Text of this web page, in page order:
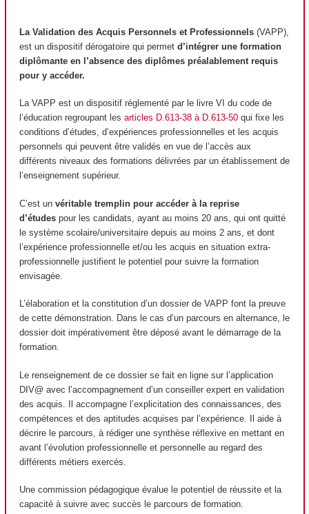
La Validation des Acquis Personnels et Professionnels (VAPP),
est un dispositif dérogatoire qui permet d’intégrer une formation
diplômante en l’absence des diplômes préalablement requis
pour y accéder.
La VAPP est un dispositif réglementé par le livre VI du code de
l’éducation regroupant les articles D.613-38 à D.613-50 qui fixe les
conditions d’études, d’expériences professionnelles et les acquis
personnels qui peuvent être validés en vue de l’accès aux
différents niveaux des formations délivrées par un établissement de
l’enseignement supérieur.
C’est un véritable tremplin pour accéder à la reprise
d’études pour les candidats, ayant au moins 20 ans, qui ont quitté
le système scolaire/universitaire depuis au moins 2 ans, et dont
l’expérience professionnelle et/ou les acquis en situation extra-
professionnelle justifient le potentiel pour suivre la formation
envisagée.
L’élaboration et la constitution d’un dossier de VAPP font la preuve
de cette démonstration. Dans le cas d’un parcours en alternance, le
dossier doit impérativement être déposé avant le démarrage de la
formation.
Le renseignement de ce dossier se fait en ligne sur l’application
DIV@ avec l’accompagnement d’un conseiller expert en validation
des acquis. Il accompagne l’explicitation des connaissances, des
compétences et des aptitudes acquises par l’expérience. Il aide à
décrire le parcours, à rédiger une synthèse réflexive en mettant en
avant l’évolution professionnelle et personnelle au regard des
différents métiers exercés.
Une commission pédagogique évalue le potentiel de réussite et la
capacité à suivre avec succès le parcours de formation.